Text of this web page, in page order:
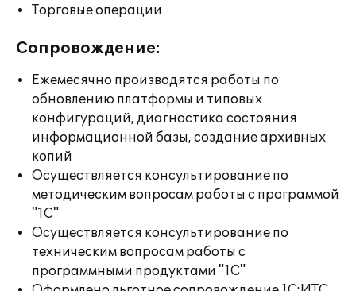
Торговые операции
Сопровождение:
Ежемесячно производятся работы по
обновлению платформы и типовых
конфигураций, диагностика состояния
информационной базы, создание архивных
копий
Осуществляется консультирование по
методическим вопросам работы с программой
"1С"
Осуществляется консультирование по
техническим вопросам работы с
программными продуктами "1С"